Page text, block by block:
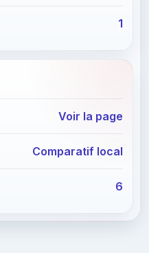
1
Voir la page
Comparatif local
6